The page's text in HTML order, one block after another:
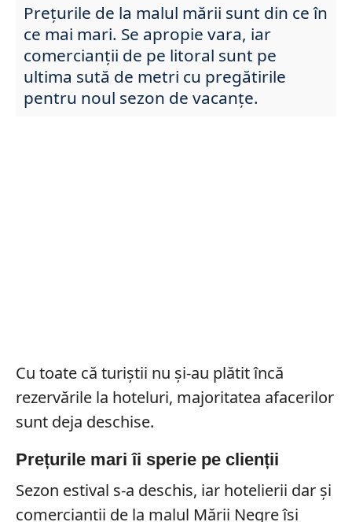
Prețurile de la malul mării sunt din ce în
ce mai mari. Se apropie vara, iar
comercianții de pe litoral sunt pe
ultima sută de metri cu pregătirile
pentru noul sezon de vacanțe.
Cu toate că turiștii nu și-au plătit încă
rezervările la hoteluri, majoritatea afacerilor
sunt deja deschise.
Prețurile mari îi sperie pe clienții
Sezon estival s-a deschis, iar hotelierii dar și
comercianții de la malul Mării Negre își